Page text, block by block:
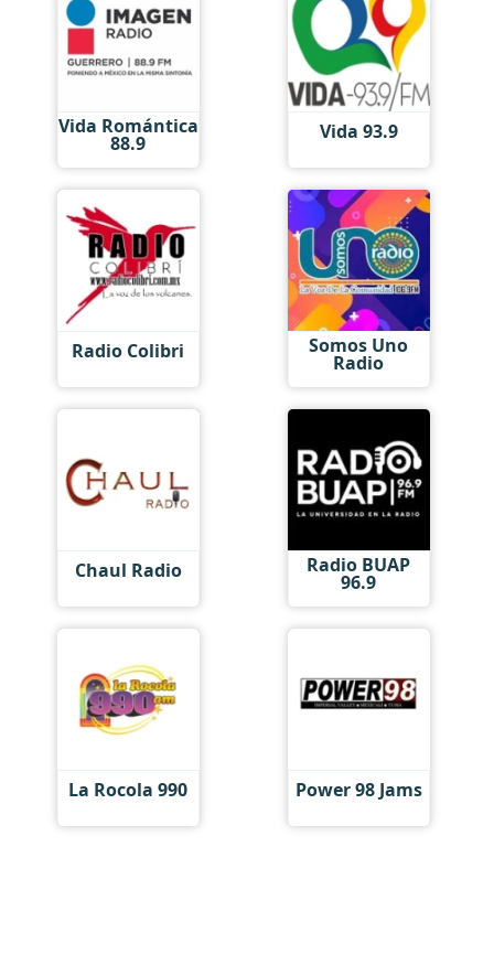
Vida Romántica
88.9 Vida 93.9
Radio Colibri Somos Uno
Radio
Chaul Radio Radio BUAP
96.9
La Rocola 990 Power 98 Jams